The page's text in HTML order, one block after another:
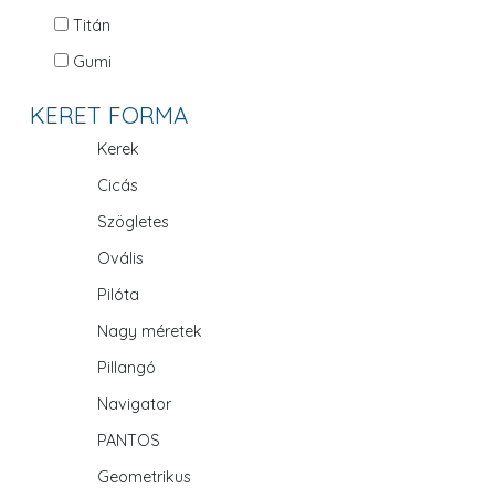
Titán
Gumi
KERET FORMA
Kerek
Cicás
Szögletes
Ovális
Pilóta
Nagy méretek
Pillangó
Navigator
PANTOS
Geometrikus